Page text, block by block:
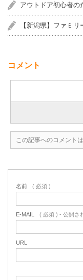
アウトドア初心者の
【新潟県】ファミ
コメント
この記事へのコメント
名前 ( 必須 )
E-MAIL ( 必須 ) - 公開さ
URL